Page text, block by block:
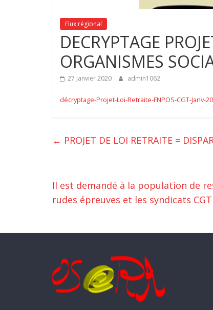
Flux régional
DECRYPTAGE
ORGANISMES
27 janvier 2020 admin1062
décryptage-Projet-Loi-Retraite-FNPOS-CGT-Janv-
← PROJET DE LOI RETRAITE =
Il est demandé à la population de
rudes épreuves et les syndicats